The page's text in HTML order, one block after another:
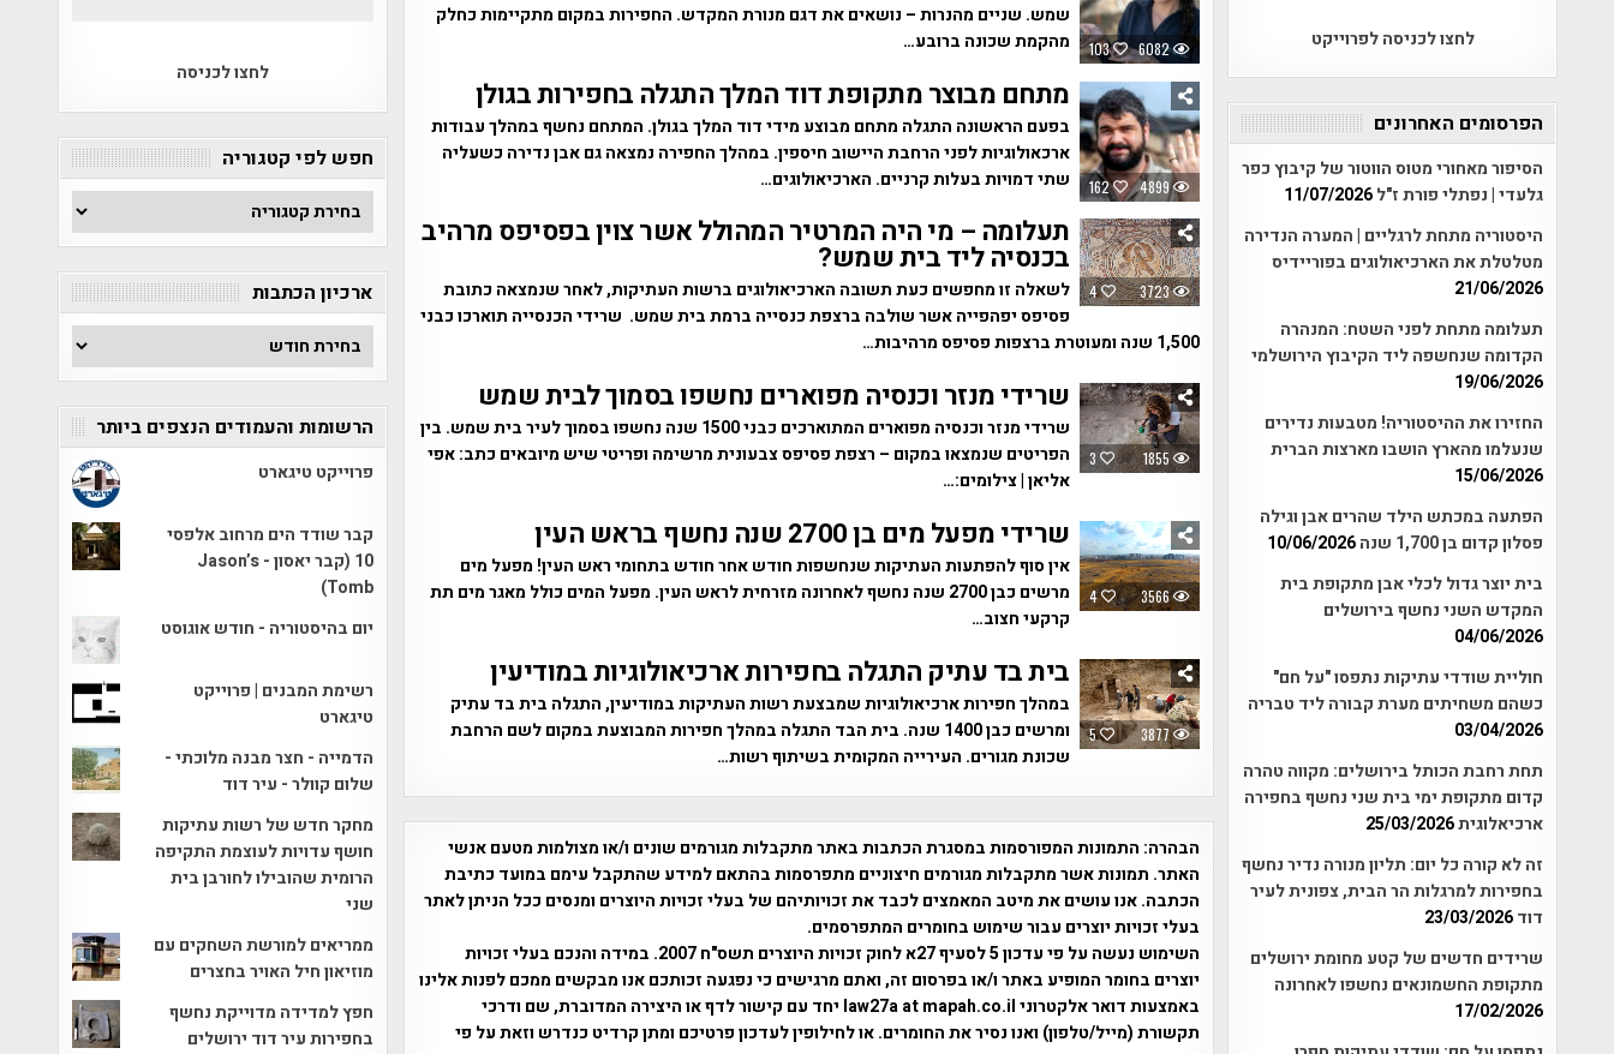
103 6082
שמש. שניים מהנרות – נושאים את דגם מנורת המקדש. החפירות במקום מתקיימות כחלק
מהקמת שכונה ברובע…
162 4899
מתחם מבוצר מתקופת דוד המלך התגלה בחפירות בגולן
בפעם הראשונה התגלה מתחם מבוצע מידי דוד המלך בגולן. המתחם נחשף במהלך עבודות
ארכאולוגיות לפני הרחבת היישוב חיספין. במהלך החפירה נמצאה גם אבן נדירה כשעליה
שתי דמויות בעלות קרניים. הארכיאולוגים…
4 3723
תעלומה – מי היה המרטיר המהולל אשר צוין בפסיפס מרהיב
בכנסיה ליד בית שמש?
לשאלה זו מחפשים כעת תשובה הארכיאולוגים ברשות העתיקות, לאחר שנמצאה כתובת
פסיפס יפהפייה אשר שולבה ברצפת כנסייה ברמת בית שמש. שרידי הכנסייה תוארכו כבני
1,500 שנה ומעוטרת ברצפות פסיפס מרהיבות…
3 1855
שרידי מנזר וכנסיה מפוארים נחשפו בסמוך לבית שמש
שרידי מנזר וכנסיה מפוארים המתוארכים כבני 1500 שנה נחשפו בסמוך לעיר בית שמש. בין
הפריטים שנמצאו במקום – רצפת פסיפס צבעונית מרשימה ופריטי שיש מיובאים כתב: אפי
אליאן | צילומים:…
4 3566
שרידי מפעל מים בן 2700 שנה נחשף בראש העין
אין סוף להפתעות העתיקות שנחשפות חודש אחר חודש בתחומי ראש העין! מפעל מים
מרשים כבן 2700 שנה נחשף לאחרונה מזרחית לראש העין. מפעל המים כולל מאגר מים תת
קרקעי חצוב…
5 3877
בית בד עתיק התגלה בחפירות ארכיאולוגיות במודיעין
במהלך חפירות ארכיאולוגיות שמבצעת רשות העתיקות במודיעין, התגלה בית בד עתיק
ומרשים כבן 1400 שנה. בית הבד התגלה במהלך חפירות המבוצעת במקום לשם הרחבת
שכונת מגורים. העירייה המקומית בשיתוף רשות…
הבהרה: התמונות המפורסמות במסגרת הכתבות באתר מתקבלות מגורמים שונים ו/או מצולמות מטעם אנשי
האתר. תמונות אשר מתקבלות מגורמים חיצוניים מתפרסמות בהתאם למידע שהתקבל עימם במועד כתיבת
הכתבה. אנו עושים את מיטב המאמצים לכבד את זכויותיהם של בעלי זכויות היוצרים ומנסים ככל הניתן לאתר
בעלי זכויות יוצרים עבור שימוש בחומרים המתפרסמים.
השימוש נעשה על פי עדכון 5 לסעיף 27א לחוק זכויות היוצרים תשס"ח 2007. במידה והנכם בעלי זכויות
יוצרים בחומר המופיע באתר ו/או בפרסום זה, ואתם מרגישים כי נפגעה זכותכם אנו מבקשים ממכם לפנות אלינו
באמצעות דואר אלקטרוני law27a at mapah.co.il יחד עם קישור לדף או היצירה המדוברת, שם ודרכי
תקשורת (מייל/טלפון) ואנו נסיר את החומרים. או לחילופין לעדכון פרטיכם ומתן קרדיט כנדרש וזאת על פי
לחצו לכניסה לפרוייקט
הפרסומים האחרונים
הסיפור מאחורי מטוס הווטור של קיבוץ כפר
גלעדי | נפתלי פורת ז"ל11/07/2026
היסטוריה מתחת לרגליים | המערה הנדירה
מטלטלת את הארכיאולוגים בפוריידיס
21/06/2026
תעלומה מתחת לפני השטח: המנהרה
הקדומה שנחשפה ליד הקיבוץ הירושלמי
19/06/2026
החזירו את ההיסטוריה! מטבעות נדירים
שנעלמו מהארץ הושבו מארצות הברית
15/06/2026
הפתעה במכתש הילד שהרים אבן וגילה
פסלון קדום בן 1,700 שנה
10/06/2026
בית יוצר גדול לכלי אבן מתקופת בית
המקדש השני נחשף בירושלים
04/06/2026
חוליית שודדי עתיקות נתפסו "על חם"
כשהם משחיתים מערת קבורה ליד טבריה
03/04/2026
תחת רחבת הכותל בירושלים: מקווה טהרה
קדום מתקופת ימי בית שני נחשף בחפירה
ארכיאלוגית25/03/2026
זה לא קורה כל יום: תליון מנורה נדיר נחשף
בחפירות למרגלות הר הבית, צפונית לעיר
דוד23/03/2026
שרידים חדשים של קטע מחומת ירושלים
מתקופת החשמונאים נחשפו לאחרונה
17/02/2026
לחצו לכניסה
חפש לפי קטגוריה
חפש
לפי
קטגוריה
ארכיון הכתבות
ארכיון
הכתבות
הרשומות והעמודים הנצפים ביותר
פרוייקט טיגארט
קבר שודד הים מרחוב אלפסי
10 (קבר יאסון - Jason’s
Tomb)
יום בהיסטוריה - חודש אוגוסט
רשימת המבנים | פרוייקט
טיגארט
הדמייה - חצר מבנה מלוכתי -
שלום קוולר - עיר דוד
מחקר חדש של רשות עתיקות
חושף עדויות לעוצמת התקיפה
הרומית שהובילו לחורבן בית
שני
ממריאים למורשת השחקים עם
מוזיאון חיל האויר בחצרים
חפץ למדידה מדוייקת נחשף
בחפירות עיר דוד ירושלים